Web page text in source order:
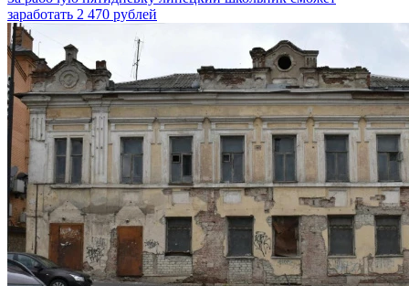
заработать 2 470 рублей